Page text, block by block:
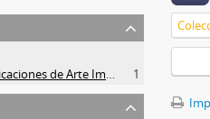
Colección de Publicaciones de Arte Impreso
1